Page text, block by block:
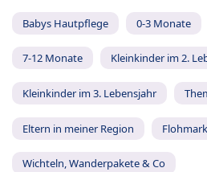
Babys Hautpflege 0-3 Monate
7-12 Monate Kleinkinder im 2.
Kleinkinder im 3. Lebensjahr
Eltern in meiner Region
Wichteln, Wanderpakete & Co